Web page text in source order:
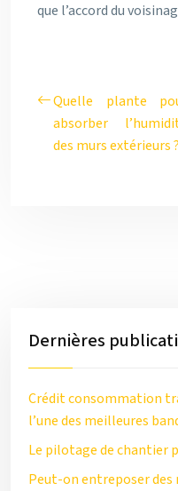
que l’accord du
Quelle plante
absorber
des murs extérieurs ?
Dernières
Crédit consommation
l’une des meilleures
Le pilotage de chantier
Peut-on entreposer